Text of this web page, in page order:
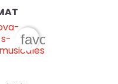
favorite_border